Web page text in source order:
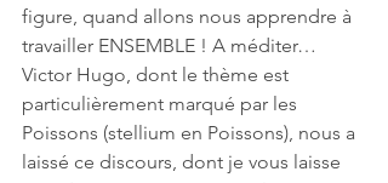
figure, quand allons nous apprendre à
travailler ENSEMBLE ! A méditer…
Victor Hugo, dont le thème est
particulièrement marqué par les
Poissons (stellium en Poissons), nous a
laissé ce discours, dont je vous laisse